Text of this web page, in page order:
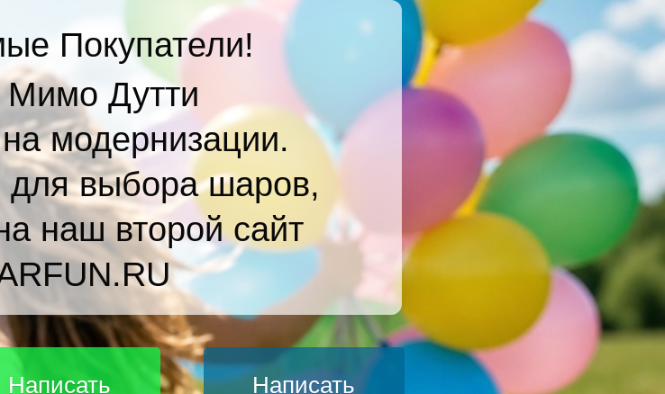
Покупатели!
Мимо Дутти
модернизации.
для выбора шаров,
наш второй сайт
Написать
Написать